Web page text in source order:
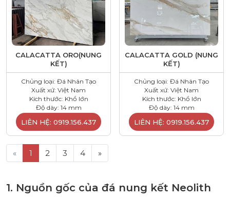
CALACATTA ORO(NUNG
KẾT)
Chủng loại: Đá Nhân Tạo
Xuất xứ: Việt Nam
Kích thước: Khổ lớn
Độ dày: 14 mm
LIÊN HỆ: 0919.156.437
CALACATTA GOLD (NUNG
KẾT)
Chủng loại: Đá Nhân Tạo
Xuất xứ: Việt Nam
Kích thước: Khổ lớn
Độ dày: 14 mm
LIÊN HỆ: 0919.156.437
« 1 2 3 4 »
​1. Nguồn gốc của đá nung kết Neolith